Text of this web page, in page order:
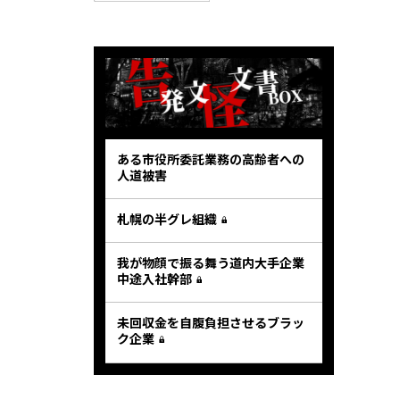
ある市役所委託業務の高齢者への
人道被害
札幌の半グレ組織
我が物顔で振る舞う道内大手企業
中途入社幹部
未回収金を自腹負担させるブラッ
ク企業